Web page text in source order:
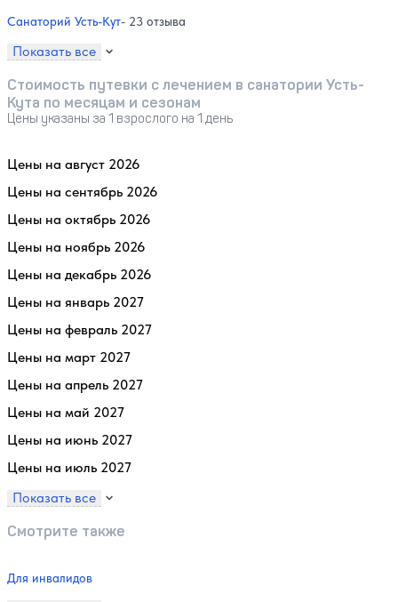
Санаторий Усть-Кут- 23 отзыва
Показать все
Стоимость путевки с лечением в санатории Усть-
Кута по месяцам и сезонам
Цены указаны за 1 взрослого на 1 день
Цены на август 2026
Цены на сентябрь 2026
Цены на октябрь 2026
Цены на ноябрь 2026
Цены на декабрь 2026
Цены на январь 2027
Цены на февраль 2027
Цены на март 2027
Цены на апрель 2027
Цены на май 2027
Цены на июнь 2027
Цены на июль 2027
Показать все
Смотрите также
Для инвалидов